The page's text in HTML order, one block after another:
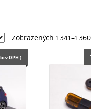
Zobrazených
bez DPH )